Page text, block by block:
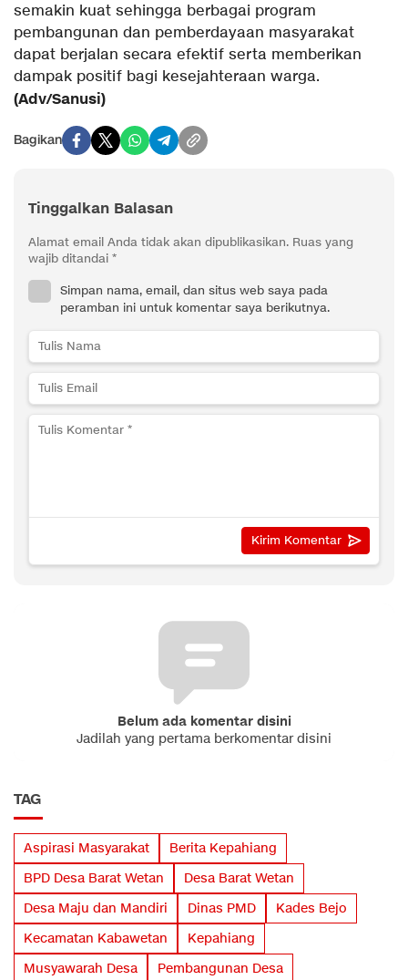
semakin kuat sehingga berbagai program
pembangunan dan pemberdayaan masyarakat
dapat berjalan secara efektif serta memberikan
dampak positif bagi kesejahteraan warga.
(Adv/Sanusi)
Bagikan
Tinggalkan Balasan
Alamat email Anda tidak akan dipublikasikan. Ruas yang
wajib ditandai *
Simpan nama, email, dan situs web saya pada
peramban ini untuk komentar saya berikutnya.
Belum ada komentar disini
Jadilah yang pertama berkomentar disini
TAG
Aspirasi Masyarakat
Berita Kepahiang
BPD Desa Barat Wetan
Desa Barat Wetan
Desa Maju dan Mandiri
Dinas PMD
Kades Bejo
Kecamatan Kabawetan
Kepahiang
Musyawarah Desa
Pembangunan Desa